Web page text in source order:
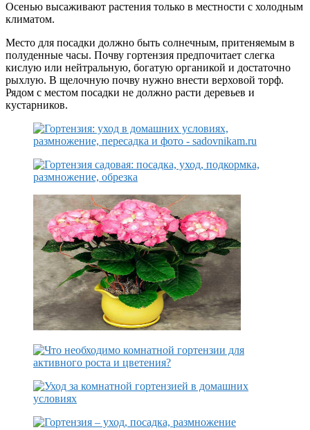
Осенью высаживают растения только в местности с холодным
климатом.
Место для посадки должно быть солнечным, притеняемым в
полуденные часы. Почву гортензия предпочитает слегка
кислую или нейтральную, богатую органикой и достаточно
рыхлую. В щелочную почву нужно внести верховой торф.
Рядом с местом посадки не должно расти деревьев и
кустарников.